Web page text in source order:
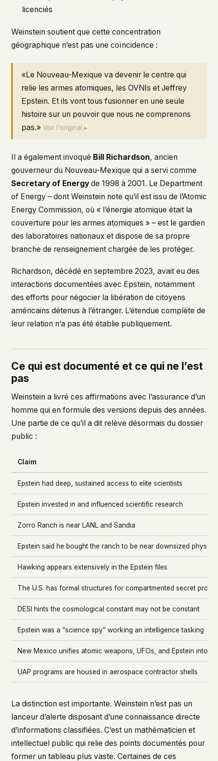
licenciés
Weinstein soutient que cette concentration
géographique n’est pas une coïncidence :
«Le Nouveau-Mexique va devenir le centre qui
relie les armes atomiques, les OVNIs et Jeffrey
Epstein. Et ils vont tous fusionner en une seule
histoire sur un pouvoir que nous ne comprenons
pas.»Voir l'original ▸
Il a également invoqué Bill Richardson, ancien
gouverneur du Nouveau-Mexique qui a servi comme
Secretary of Energyde 1998 à 2001. Le Department
of Energy – dont Weinstein note qu’il est issu de l’Atomic
Energy Commission, où « l’énergie atomique était la
couverture pour les armes atomiques » – est le gardien
des laboratoires nationaux et dispose de sa propre
branche de renseignement chargée de les protéger.
Richardson, décédé en septembre 2023, avait eu des
interactions documentées avec Epstein, notamment
des efforts pour négocier la libération de citoyens
américains détenus à l’étranger. L’étendue complète de
leur relation n’a pas été établie publiquement.
Ce qui est documenté et ce qui ne l’est
pas
Weinstein a livré ces affirmations avec l’assurance d’un
homme qui en formule des versions depuis des années.
Une partie de ce qu’il a dit relève désormais du dossier
public :
Claim
Epstein had deep, sustained access to elite scientists
Epstein invested in and influenced scientific research
Zorro Ranch is near LANL and Sandia
Epstein said he bought the ranch to be near downsized
Hawking appears extensively in the Epstein files
The U.S. has formal structures for compartmented secret
DESI hints the cosmological constant may not be constant
Epstein was a “science spy” working an intelligence tasking
New Mexico unifies atomic weapons, UFOs, and Epstein into
UAP programs are housed in aerospace contractor shells
La distinction est importante. Weinstein n’est pas un
lanceur d’alerte disposant d’une connaissance directe
d’informations classifiées. C’est un mathématicien et
intellectuel public qui relie des points documentés pour
former un tableau plus vaste. Certaines de ces